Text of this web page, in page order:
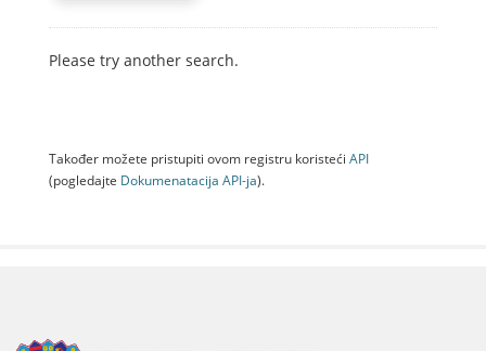
Please try another search.
Također možete pristupiti ovom registru koristeći API
(pogledajte Dokumenаtаcijа API-jа).